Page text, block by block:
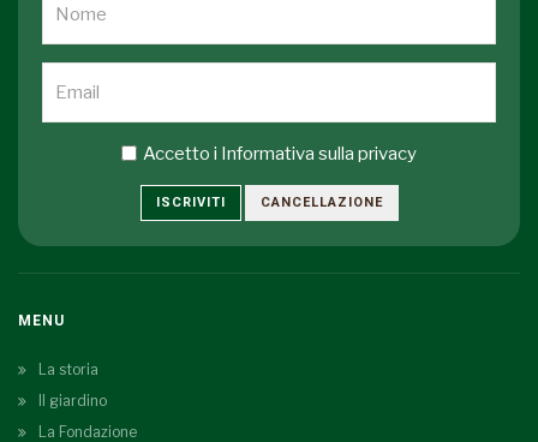
Accetto i Informativa sulla privacy
ISCRIVITI CANCELLAZIONE
MENU
La storia
Il giardino
La Fondazione